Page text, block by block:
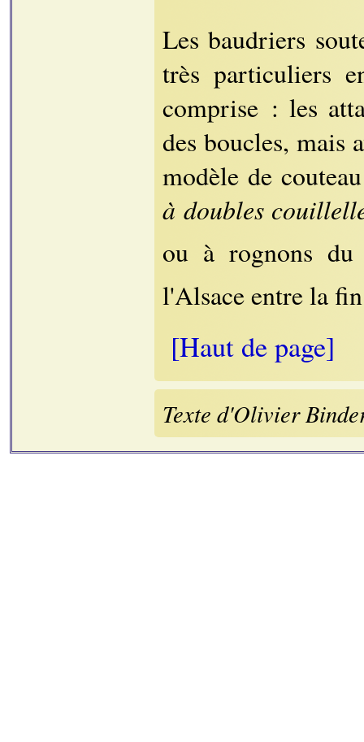
Les baudriers
très particuliers
comprise : les
des boucles, mais
modèle de
à doubles
ou à rognons
l'Alsace entre la
[Haut de page]
Texte d'Olivier